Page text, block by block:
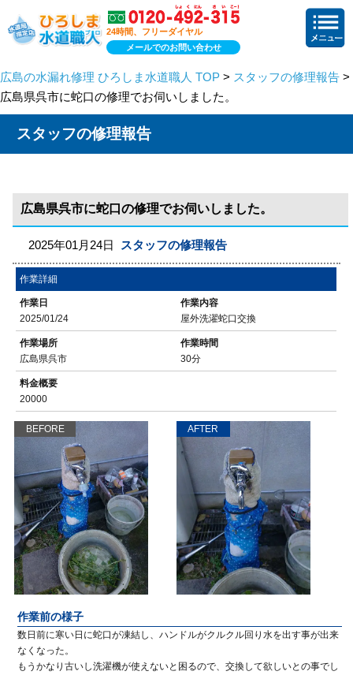
24時間、フリーダイヤル
メールでのお問い合わせ
広島の水漏れ修理 ひろしま水道職人 TOP > スタッフの修理報告 >
広島県呉市に蛇口の修理でお伺いしました。
スタッフの修理報告
広島県呉市に蛇口の修理でお伺いしました。
2025年01月24日 スタッフの修理報告
作業詳細
作業日
2025/01/24
作業内容
屋外洗濯蛇口交換
作業場所
広島県呉市
作業時間
30分
料金概要
20000
BEFORE AFTER
作業前の様子
数日前に寒い日に蛇口が凍結し、ハンドルがクルクル回り水を出す事が出来
なくなった。
もうかなり古いし洗濯機が使えないと困るので、交換して欲しいとの事でし